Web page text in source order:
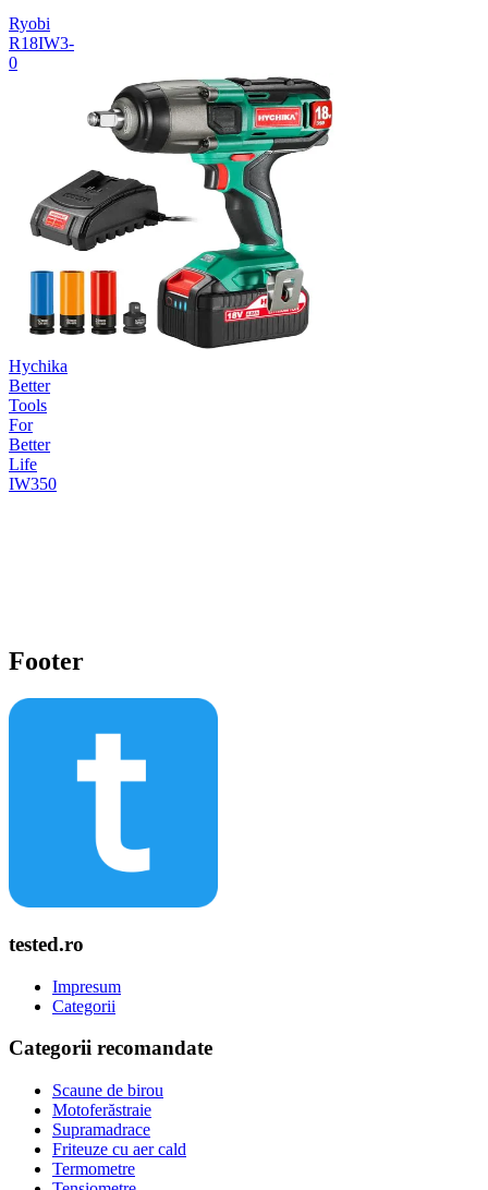
Ryobi
R18IW3-
0
Hychika
Better
Tools
For
Better
Life
IW350
Footer
tested.ro
Impresum
Categorii
Categorii recomandate
Scaune de birou
Motoferăstraie
Supramadrace
Friteuze cu aer cald
Termometre